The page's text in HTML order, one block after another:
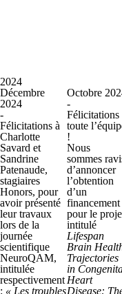
2024
Décembre
2024
-
Félicitations à
Charlotte
Savard et
Sandrine
Patenaude,
stagiaires
Honors, pour
avoir présenté
leur travaux
lors de la
journée
scientifique
NeuroQAM,
intitulée
respectivement
: « Les troubles
Octobre
-
Félicitations
toute
!
Nous
sommes
d’annoncer
l’obtention
d’un
financement
pour le
intitulé
Lifespan
Brain
Trajectories
in
Heart
Disease: